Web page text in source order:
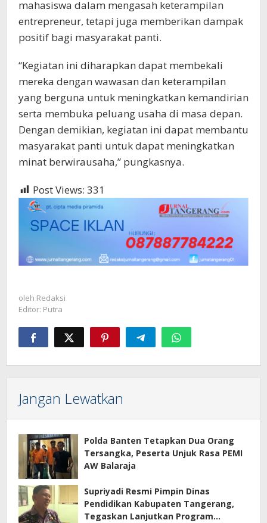
mahasiswa dalam mengasah keterampilan
entrepreneur, tetapi juga memberikan dampak
positif bagi masyarakat panti.
“Kegiatan ini diharapkan dapat membekali
mereka dengan wawasan dan keterampilan
yang berguna untuk meningkatkan kemandirian
serta membuka peluang usaha di masa depan.
Dengan demikian, kegiatan ini dapat membantu
masyarakat panti untuk dapat meningkatkan
minat berwirausaha,” pungkasnya.
Post Views: 331
oleh Redaksi
Editor: Putra
Jangan Lewatkan
Polda Banten Tetapkan Dua Orang
Tersangka, Peserta Unjuk Rasa PEMI
AW Balaraja
Supriyadi Resmi Pimpin Dinas
Pendidikan Kabupaten Tangerang,
Tegaskan Lanjutkan Program